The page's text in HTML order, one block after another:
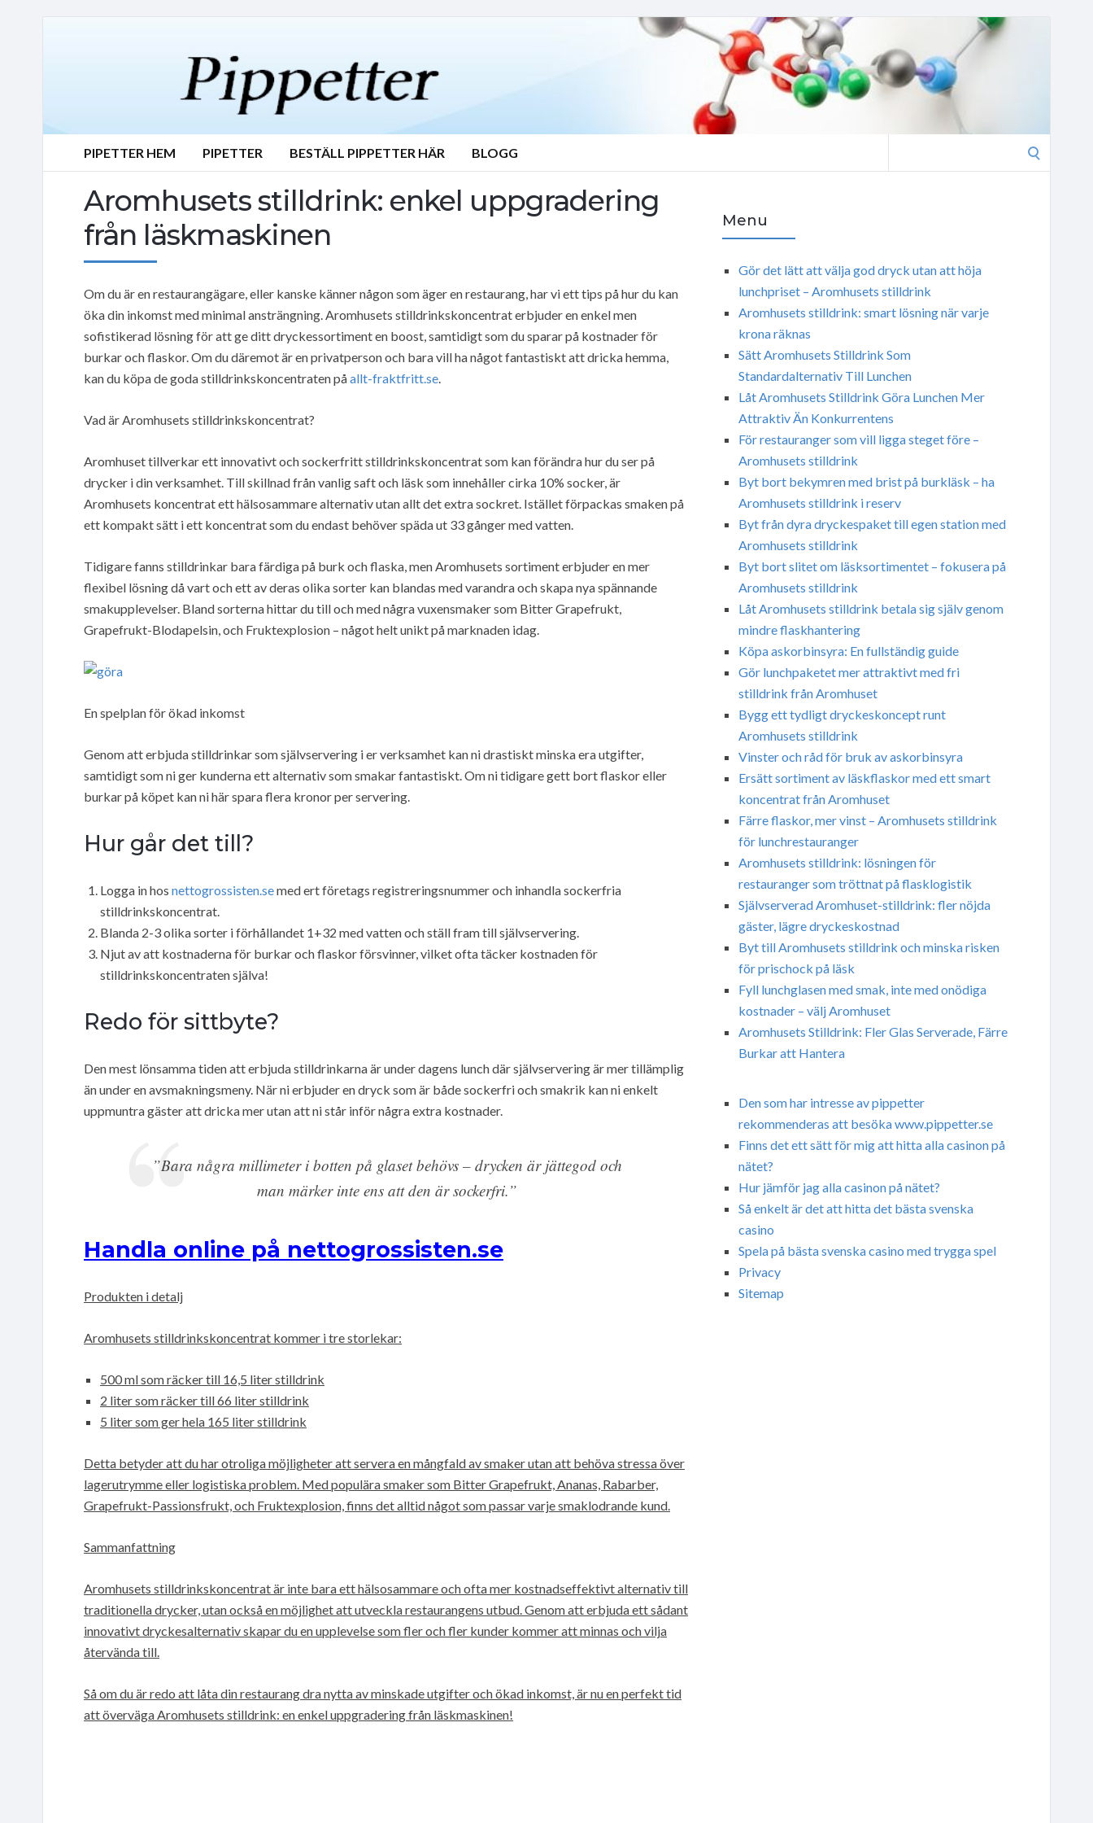
PIPETTER HEM PIPETTER BESTÄLL PIPPETTER HÄR BLOGG
Aromhusets stilldrink: enkel uppgradering
från läskmaskinen
Om du är en restaurangägare, eller kanske känner någon som äger en restaurang, har vi ett tips på hur du kan
öka din inkomst med minimal ansträngning. Aromhusets stilldrinkskoncentrat erbjuder en enkel men
sofistikerad lösning för att ge ditt dryckessortiment en boost, samtidigt som du sparar på kostnader för
burkar och flaskor. Om du däremot är en privatperson och bara vill ha något fantastiskt att dricka hemma,
kan du köpa de goda stilldrinkskoncentraten påallt-fraktfritt.se.
Vad är Aromhusets stilldrinkskoncentrat?
Aromhuset tillverkar ett innovativt och sockerfritt stilldrinkskoncentrat som kan förändra hur du ser på
drycker i din verksamhet. Till skillnad från vanlig saft och läsk som innehåller cirka 10% socker, är
Aromhusets koncentrat ett hälsosammare alternativ utan allt det extra sockret. Istället förpackas smaken på
ett kompakt sätt i ett koncentrat som du endast behöver späda ut 33 gånger med vatten.
Tidigare fanns stilldrinkar bara färdiga på burk och flaska, men Aromhusets sortiment erbjuder en mer
flexibel lösning då vart och ett av deras olika sorter kan blandas med varandra och skapa nya spännande
smakupplevelser. Bland sorterna hittar du till och med några vuxensmaker som Bitter Grapefrukt,
Grapefrukt-Blodapelsin, och Fruktexplosion – något helt unikt på marknaden idag.
En spelplan för ökad inkomst
Genom att erbjuda stilldrinkar som självservering i er verksamhet kan ni drastiskt minska era utgifter,
samtidigt som ni ger kunderna ett alternativ som smakar fantastiskt. Om ni tidigare gett bort flaskor eller
burkar på köpet kan ni här spara flera kronor per servering.
Hur går det till?
Logga in hos nettogrossisten.semed ert företags registreringsnummer och inhandla sockerfria
stilldrinkskoncentrat.
Blanda 2-3 olika sorter i förhållandet 1+32 med vatten och ställ fram till självservering.
Njut av att kostnaderna för burkar och flaskor försvinner, vilket ofta täcker kostnaden för
stilldrinkskoncentraten själva!
Redo för sittbyte?
Den mest lönsamma tiden att erbjuda stilldrinkarna är under dagens lunch där självservering är mer tillämplig
än under en avsmakningsmeny. När ni erbjuder en dryck som är både sockerfri och smakrik kan ni enkelt
uppmuntra gäster att dricka mer utan att ni står inför några extra kostnader.
”Bara några millimeter i botten på glaset behövs – drycken är jättegod och
man märker inte ens att den är sockerfri.”
Handla online på nettogrossisten.se
Produkten i detalj
Aromhusets stilldrinkskoncentrat kommer i tre storlekar:
500 ml som räcker till 16,5 liter stilldrink
2 liter som räcker till 66 liter stilldrink
5 liter som ger hela 165 liter stilldrink
Detta betyder att du har otroliga möjligheter att servera en mångfald av smaker utan att behöva stressa över
lagerutrymme eller logistiska problem. Med populära smaker som Bitter Grapefrukt, Ananas, Rabarber,
Grapefrukt-Passionsfrukt, och Fruktexplosion, finns det alltid något som passar varje smaklodrande kund.
Sammanfattning
Aromhusets stilldrinkskoncentrat är inte bara ett hälsosammare och ofta mer kostnadseffektivt alternativ till
traditionella drycker, utan också en möjlighet att utveckla restaurangens utbud. Genom att erbjuda ett sådant
innovativt dryckesalternativ skapar du en upplevelse som fler och fler kunder kommer att minnas och vilja
återvända till.
Så om du är redo att låta din restaurang dra nytta av minskade utgifter och ökad inkomst, är nu en perfekt tid
att överväga Aromhusets stilldrink: en enkel uppgradering från läskmaskinen!
Menu
Gör det lätt att välja god dryck utan att höja
lunchpriset – Aromhusets stilldrink
Aromhusets stilldrink: smart lösning när varje
krona räknas
Sätt Aromhusets Stilldrink Som
Standardalternativ Till Lunchen
Låt Aromhusets Stilldrink Göra Lunchen Mer
Attraktiv Än Konkurrentens
För restauranger som vill ligga steget före –
Aromhusets stilldrink
Byt bort bekymren med brist på burkläsk – ha
Aromhusets stilldrink i reserv
Byt från dyra dryckespaket till egen station med
Aromhusets stilldrink
Byt bort slitet om läsksortimentet – fokusera på
Aromhusets stilldrink
Låt Aromhusets stilldrink betala sig själv genom
mindre flaskhantering
Köpa askorbinsyra: En fullständig guide
Gör lunchpaketet mer attraktivt med fri
stilldrink från Aromhuset
Bygg ett tydligt dryckeskoncept runt
Aromhusets stilldrink
Vinster och råd för bruk av askorbinsyra
Ersätt sortiment av läskflaskor med ett smart
koncentrat från Aromhuset
Färre flaskor, mer vinst – Aromhusets stilldrink
för lunchrestauranger
Aromhusets stilldrink: lösningen för
restauranger som tröttnat på flasklogistik
Självserverad Aromhuset-stilldrink: fler nöjda
gäster, lägre dryckeskostnad
Byt till Aromhusets stilldrink och minska risken
för prischock på läsk
Fyll lunchglasen med smak, inte med onödiga
kostnader – välj Aromhuset
Aromhusets Stilldrink: Fler Glas Serverade, Färre
Burkar att Hantera
Den som har intresse av pippetter
rekommenderas att besöka www.pippetter.se
Finns det ett sätt för mig att hitta alla casinon på
nätet?
Hur jämför jag alla casinon på nätet?
Så enkelt är det att hitta det bästa svenska
casino
Spela på bästa svenska casino med trygga spel
Privacy
Sitemap